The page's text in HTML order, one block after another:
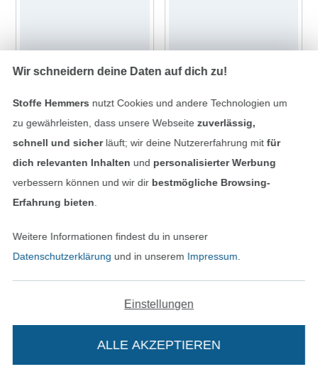
Dekostoff Canvas Stoff uni wollweiß
10,95 € / m
Leinen Mix, flieder
14,95 € / m
Beschichtete Baumwolle Little Leo Spots, creme
Wir schneidern deine Daten auf dich zu!
Stoffe Hemmers nutzt Cookies und andere Technologien um
zu gewährleisten, dass unsere Webseite zuverlässig,
schnell und sicherläuft; wir deine Nutzererfahrung mitfür
dich relevanten Inhalten und personalisierter Werbung
verbessern können und wir dir bestmögliche Browsing-
Erfahrung bieten
Weitere Informationen findest du in unserer
Datenschutzerklärung und in unserem Impressum
Einstellungen
ALLE AKZEPTIEREN